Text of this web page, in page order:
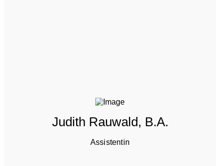
Judith Rauwald, B.A.
Assistentin